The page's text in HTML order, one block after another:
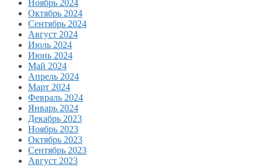
Ноябрь 2024
Октябрь 2024
Сентябрь 2024
Август 2024
Июль 2024
Июнь 2024
Май 2024
Апрель 2024
Март 2024
Февраль 2024
Январь 2024
Декабрь 2023
Ноябрь 2023
Октябрь 2023
Сентябрь 2023
Август 2023